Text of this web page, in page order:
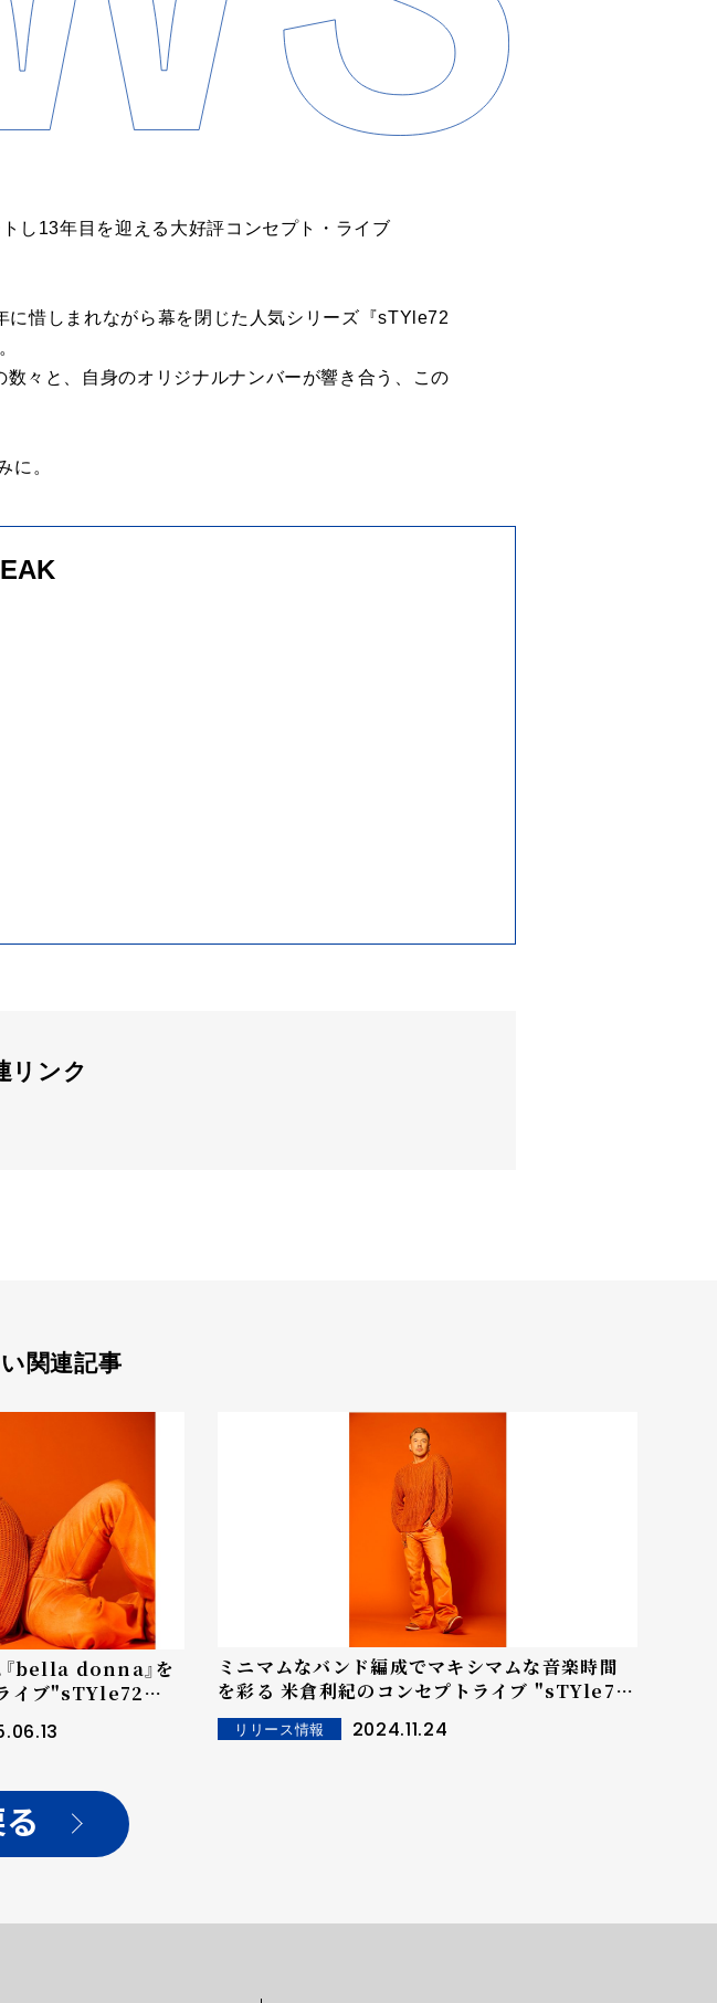
し13年目を迎える大好評コンセプト・ライブ
惜しまれながら幕を閉じた人気シリーズ『sTYle72
々と、自身のオリジナルナンバーが響き合う、この
に。
リンク
関連記事
『bella donna』を
イブ"sTYle72
ミニマムなバンド編成でマキシマムな音楽時間
を彩る 米倉利紀のコンセプトライブ "sTYle72
basic."最新作「orange GORILLA」を一足先
に体感するプレミアムな一夜
リリース情報 2024.11.24